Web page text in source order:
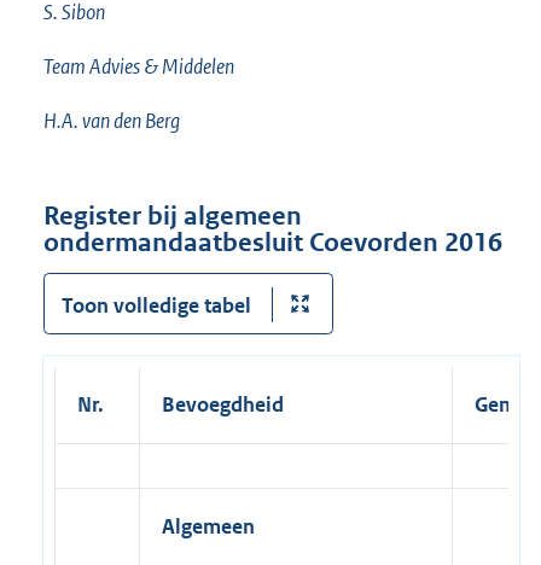
S. Sibon
Team Advies & Middelen
H.A. van den Berg
Register bij algemeen
ondermandaatbesluit Coevorden 2016
Toon volledige tabel
Nr. Bevoegdheid
Algemeen